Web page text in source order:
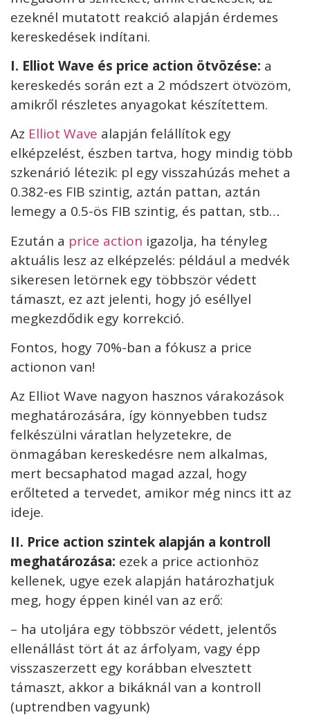
ezeknél mutatott reakció alapján érdemes
kereskedések indítani.
I. Elliot Wave és price action ötvözése: a
kereskedés során ezt a 2 módszert ötvözöm,
amikről részletes anyagokat készítettem.
Az Elliot Wave alapján felállítok egy
elképzelést, észben tartva, hogy mindig több
szkenárió létezik: pl egy visszahúzás mehet a
0.382-es FIB szintig, aztán pattan, aztán
lemegy a 0.5-ös FIB szintig, és pattan, stb…
Ezután a price action igazolja, ha tényleg
aktuális lesz az elképzelés: például a medvék
sikeresen letörnek egy többször védett
támaszt, ez azt jelenti, hogy jó eséllyel
megkezdődik egy korrekció.
Fontos, hogy 70%-ban a fókusz a price
actionon van!
Az Elliot Wave nagyon hasznos várakozások
meghatározására, így könnyebben tudsz
felkészülni váratlan helyzetekre, de
önmagában kereskedésre nem alkalmas,
mert becsaphatod magad azzal, hogy
erőlteted a tervedet, amikor még nincs itt az
ideje.
II. Price action szintek alapján a kontroll
meghatározása: ezek a price actionhöz
kellenek, ugye ezek alapján határozhatjuk
meg, hogy éppen kinél van az erő:
– ha utoljára egy többször védett, jelentős
ellenállást tört át az árfolyam, vagy épp
visszaszerzett egy korábban elvesztett
támaszt, akkor a bikáknál van a kontroll
(uptrendben vagyunk)